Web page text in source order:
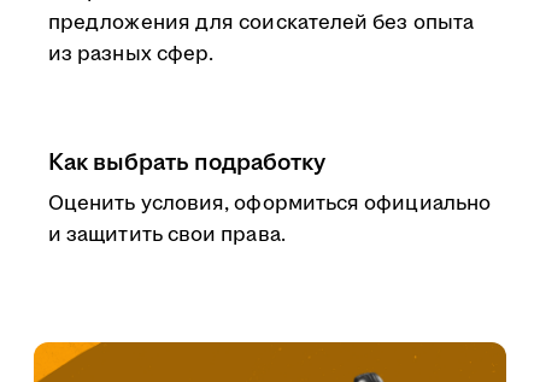
предложения для соискателей без опыта
из разных сфер.
Как выбрать подработку
Оценить условия, оформиться официально
и защитить свои права.